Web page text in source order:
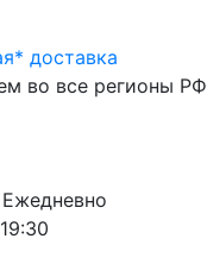
доставка
во все регионы РФ